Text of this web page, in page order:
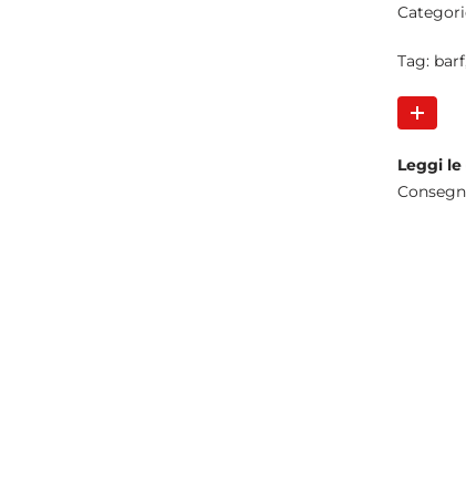
Tag: barf
Leggi